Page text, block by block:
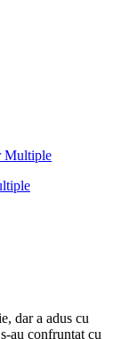
Multiple
dar a adus cu
au confruntat cu